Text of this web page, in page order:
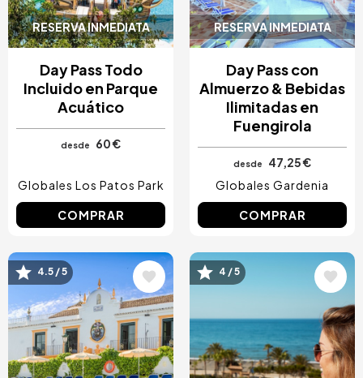
RESERVA INMEDIATA
Day Pass Todo
Incluido en Parque
Acuático
desde 60 €
Globales Los Patos Park
COMPRAR
RESERVA INMEDIATA
Day Pass con
Almuerzo & Bebidas
Ilimitadas en
Fuengirola
desde
47,25 €
Globales Gardenia
COMPRAR
Image
4.5 / 5 Image
4 / 5